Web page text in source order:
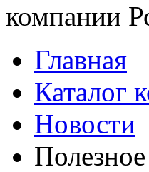
компании
Главная
Каталог
Новости
Полезное